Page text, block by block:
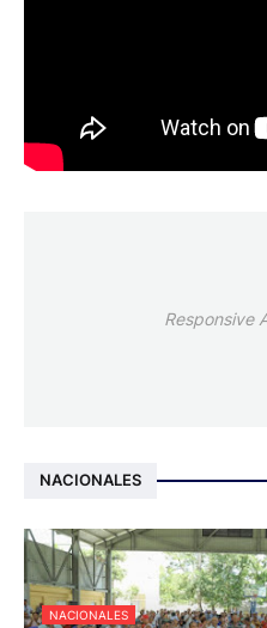
Responsive
NACIONALES
NACIONALES